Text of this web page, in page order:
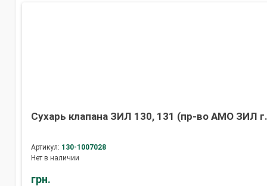
Сухарь клапана ЗИЛ 130, 131 (пр-во АМО ЗИЛ
Артикул: 130-1007028
Нет в наличии
грн.